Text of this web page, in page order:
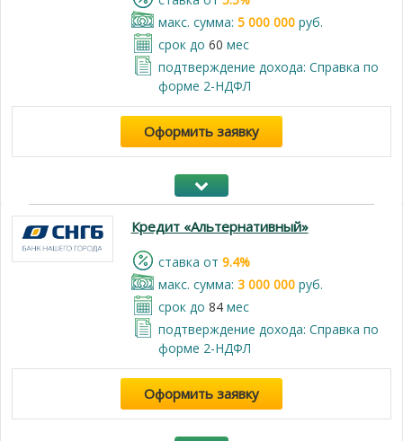
макс. сумма: 5 000 000руб.
срок до 60 мес
подтверждение дохода: Справка по
форме 2-НДФЛ
Оформить заявку
Кредит «Альтернативный»
cтавка от 9.4%
макс. сумма: 3 000 000руб.
срок до 84мес
подтверждение дохода: Справка по
форме 2-НДФЛ
Оформить заявку